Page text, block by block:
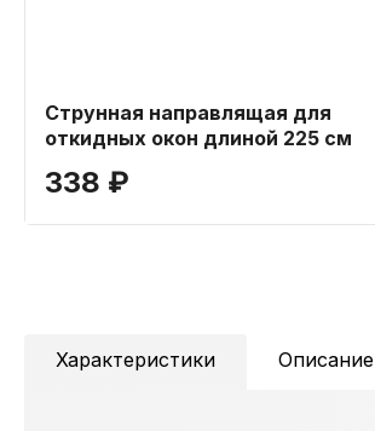
Струнная направлящая для
откидных окон длиной 225 см
338 ₽
Характеристики Описание